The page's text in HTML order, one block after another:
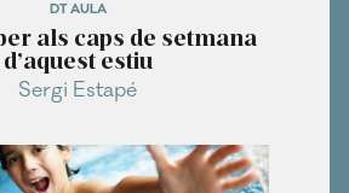
DT AULA
als caps de setmana
d’aquest estiu
Sergi Estapé